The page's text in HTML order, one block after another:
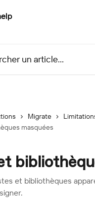
Migrate
masquées
et bibliothèques